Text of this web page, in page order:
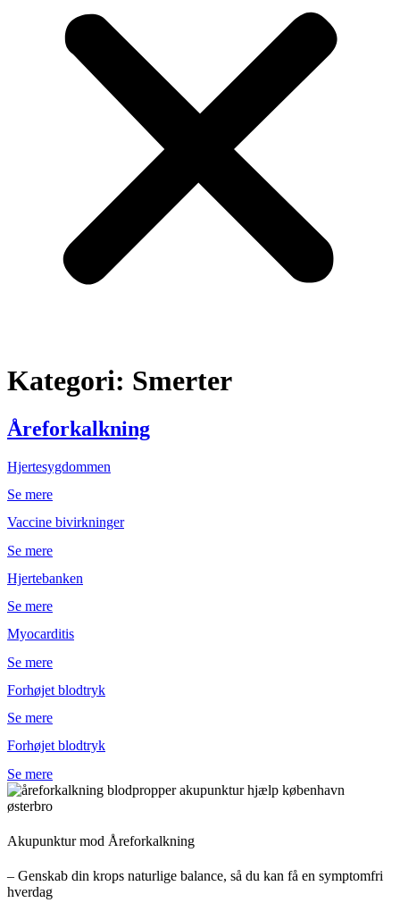
Kategori: Smerter
Åreforkalkning
Hjertesygdommen
Se mere
Vaccine bivirkninger
Se mere
Hjertebanken
Se mere
Myocarditis
Se mere
Forhøjet blodtryk
Se mere
Forhøjet blodtryk
Se mere
Akupunktur mod Åreforkalkning
– Genskab din krops naturlige balance, så du kan få en symptomfri
hverdag